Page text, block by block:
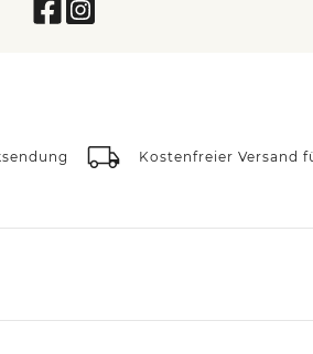
Kostenfreier Versand